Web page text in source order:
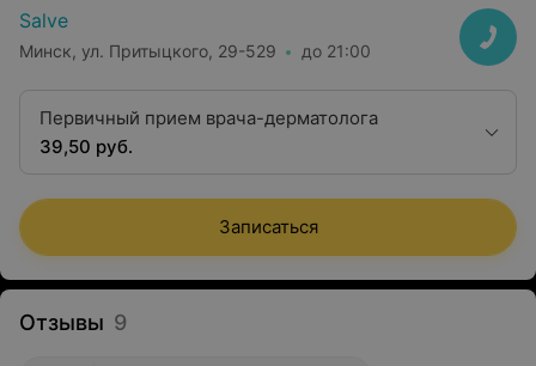
Salve
Минск, ул. Притыцкого, 29-529 до 21:00
Первичный прием врача-дерматолога
39,50 руб.
Записаться
Отзывы 9